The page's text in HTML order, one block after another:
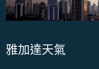
雅加達天氣